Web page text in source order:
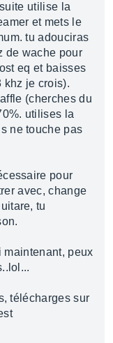
utilise la
et mets le
tu adouciras
de wache pour
eq et baisses
khz je crois).
(cherches du
utilises la
ne touche pas
pour
avec, change
tu
peux
télécharges sur